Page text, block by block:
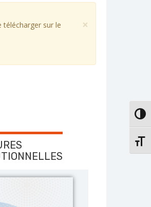
×
télécharger sur le